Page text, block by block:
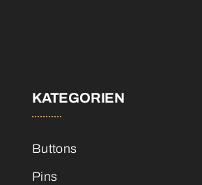
KATEGORIEN
Buttons
Pins